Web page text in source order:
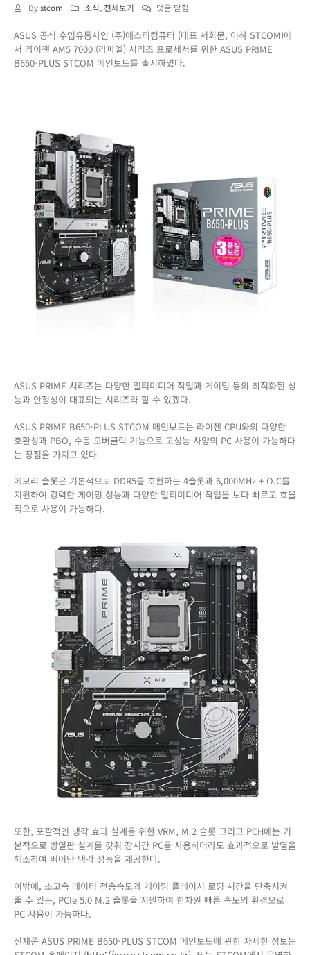
Bystcom 소식, 전체보기
라
젠
AM5
7000
위
한
ASUS
PRIME
B650-
PLUS
메
댓글 닫힘
ASUS 공식 수입유통사인 (주)에스티컴퓨터 (대표 서희문, 이하 STCOM)에
서 라이젠 AM5 7000 (라파엘) 시리즈 프로세서를 위한 ASUS PRIME
B650-PLUS STCOM 메인보드를 출시하였다.
ASUS PRIME 시리즈는 다양한 멀티미디어 작업과 게이밍 등의 최적화된 성
능과 안정성이 대표되는 시리즈라 할 수 있겠다.
ASUS PRIME B650-PLUS STCOM 메인보드는 라이젠 CPU와의 다양한
호환성과 PBO, 수동 오버클럭 기능으로 고성능 사양의 PC 사용이 가능하다
는 장점을 가지고 있다.
메모리 슬롯은 기본적으로 DDR5를 호환하는 4슬롯과 6,000MHz + O.C를
지원하여 강력한 게이밍 성능과 다양한 멀티미디어 작업을 보다 빠르고 효율
적으로 사용이 가능하다.
또한, 포괄적인 냉각 효과 설계를 위한 VRM, M.2 슬롯 그리고 PCH에는 기
본적으로 방열판 설계를 갖춰 장시간 PC를 사용하더라도 효과적으로 발열을
해소하여 뛰어난 냉각 성능을 제공한다.
이밖에, 초고속 데이터 전송속도와 게이밍 플레이시 로딩 시간을 단축시켜
줄 수 있는, PCIe 5.0 M.2 슬롯을 지원하여 한차원 빠른 속도의 환경으로
PC 사용이 가능하다.
신제품 ASUS PRIME B650-PLUS STCOM 메인보드에 관한 자세한 정보는